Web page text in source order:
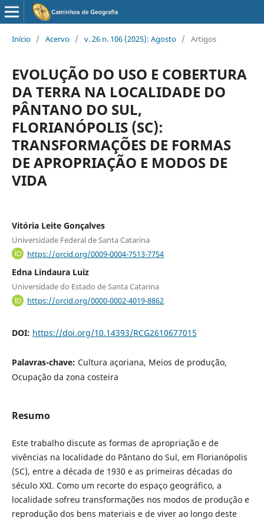
Início / Acervo / v. 26 n. 106 (2025): Agosto / Artigos
EVOLUÇÃO DO USO E COBERTURA
DA TERRA NA LOCALIDADE DO
PÂNTANO DO SUL,
FLORIANÓPOLIS (SC):
TRANSFORMAÇÕES DE FORMAS
DE APROPRIAÇÃO E MODOS DE
VIDA
Vitória Leite Gonçalves
Universidade Federal de Santa Catarina
https://orcid.org/0009-0004-7513-7754
Edna Lindaura Luiz
Universidade do Estado de Santa Catarina
https://orcid.org/0000-0002-4019-8862
DOI: https://doi.org/10.14393/RCG2610677015
Palavras-chave: Cultura açoriana, Meios de produção,
Ocupação da zona costeira
Resumo
Este trabalho discute as formas de apropriação e de
vivências na localidade do Pântano do Sul, em Florianópolis
(SC), entre a década de 1930 e as primeiras décadas do
século XXI. Como um recorte do espaço geográfico, a
localidade sofreu transformações nos modos de produção e
reprodução dos bens materiais e de viver ao longo deste